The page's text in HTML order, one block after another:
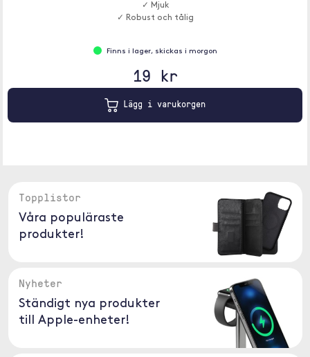
✓ Mjuk
✓ Robust och tålig
Finns i lager, skickas i morgon
19 kr
Lägg i varukorgen
Topplistor
Våra populäraste
produkter!
Nyheter
Ständigt nya produkter
till Apple-enheter!